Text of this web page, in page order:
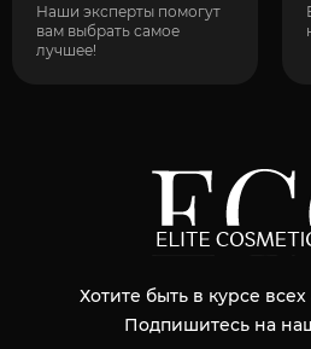
Наши эксперты помогут
вам выбрать самое
лучшее!
Хотите быть в курсе
Подпишитесь на